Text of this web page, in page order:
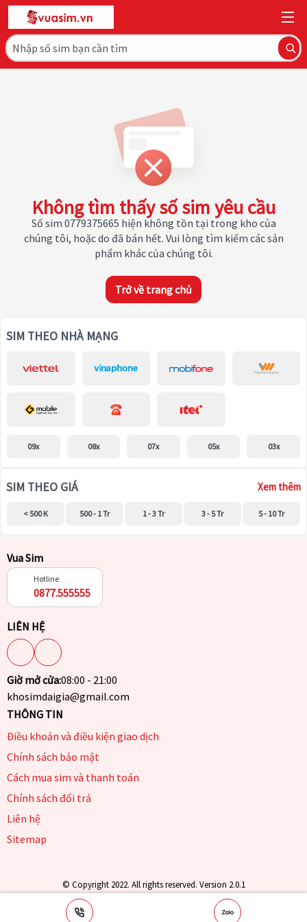
Không tìm thấy số sim yêu cầu
Số sim 0779375665 hiện không tồn tại trong kho của
chúng tôi, hoặc do đã bán hết. Vui lòng tìm kiếm các sản
phẩm khác của chúng tôi.
Trở về trang chủ
SIM THEO NHÀ MẠNG
09x 08x 07x 05x 03x
SIM THEO GIÁ Xem thêm
< 500 K 500 - 1 Tr 1 - 3 Tr 3 - 5 Tr 5 - 10 Tr
Vua Sim
Hotline
0877.555555
LIÊN HỆ
Giờ mở cửa:08:00 - 21:00
khosimdaigia@gmail.com
THÔNG TIN
Điều khoản và điều kiện giao dịch
Chính sách bảo mật
Cách mua sim và thanh toán
Chính sách đổi trả
Liên hệ
Sitemap
© Copyright 2022. All rights reserved. Version 2.0.1